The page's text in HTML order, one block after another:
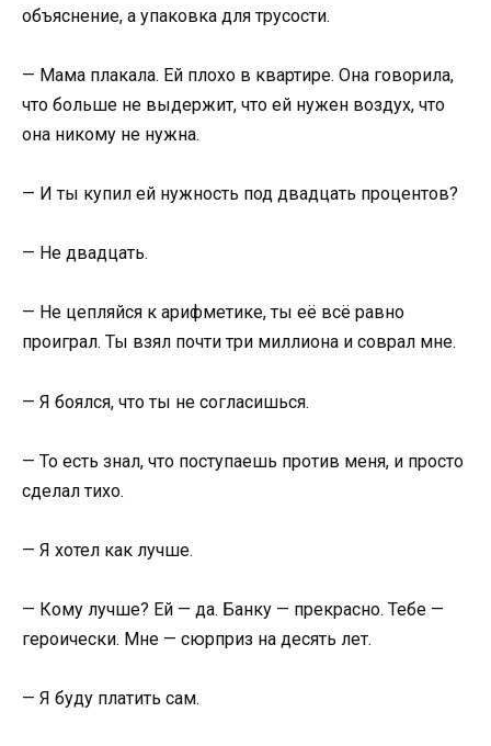
объяснение, а упаковка для трусости.
— Мама плакала. Ей плохо в квартире. Она говорила,
что больше не выдержит, что ей нужен воздух, что
она никому не нужна.
— И ты купил ей нужность под двадцать процентов?
— Не двадцать.
— Не цепляйся к арифметике, ты её всё равно
проиграл. Ты взял почти три миллиона и соврал мне.
— Я боялся, что ты не согласишься.
— То есть знал, что поступаешь против меня, и просто
сделал тихо.
— Я хотел как лучше.
— Кому лучше? Ей — да. Банку — прекрасно. Тебе —
героически. Мне — сюрприз на десять лет.
— Я буду платить сам.